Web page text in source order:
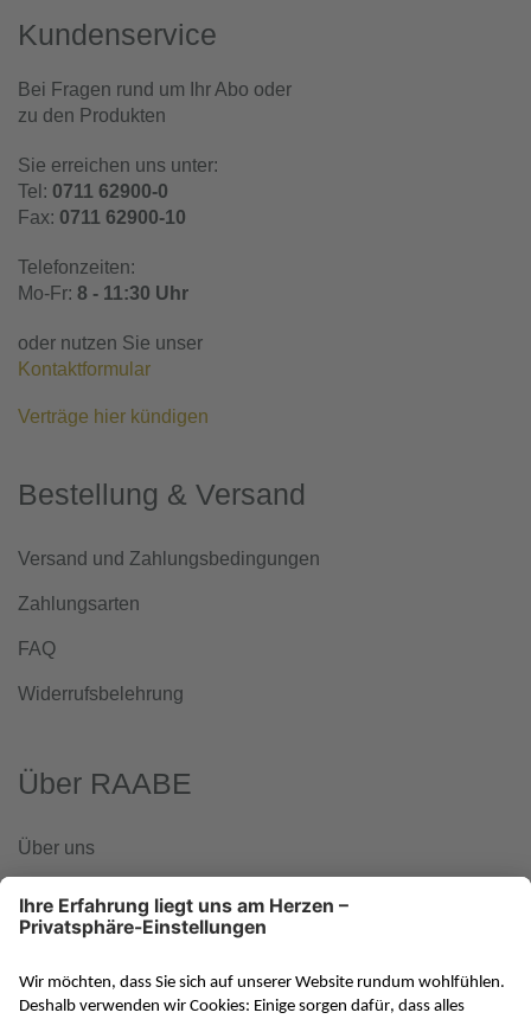
Kundenservice
Bei Fragen rund um Ihr Abo oder
zu den Produkten
Sie erreichen uns unter:
Tel: 0711 62900-0
Fax: 0711 62900-10
Telefonzeiten:
Mo-Fr: 8 - 11:30 Uhr
oder nutzen Sie unser
Kontaktformular
Verträge hier kündigen
Bestellung & Versand
Versand und Zahlungsbedingungen
Zahlungsarten
FAQ
Widerrufsbelehrung
Über RAABE
Über uns
RAABE in den sozialen Medien